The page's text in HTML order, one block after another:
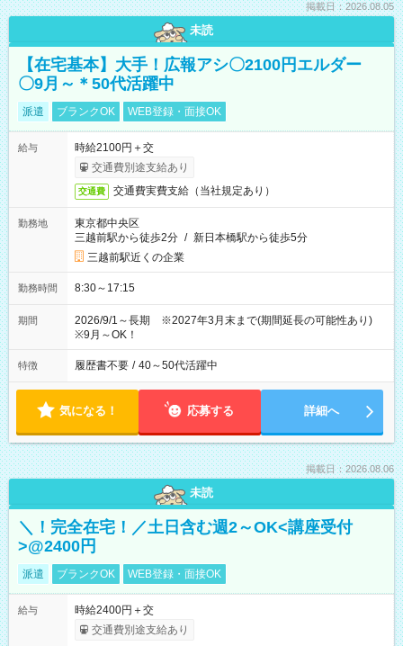
掲載日：2026.08.05
未読
【在宅基本】大手！広報アシ〇2100円エルダー
〇9月～＊50代活躍中
派遣 ブランクOK WEB登録・面接OK
給与
時給2100円＋交
交通費別途支給あり
交通費 交通費実費支給（当社規定あり）
勤務地
東京都中央区
三越前駅から徒歩2分 / 新日本橋駅から徒歩5分
三越前駅近くの企業
勤務時間 8:30～17:15
期間
2026/9/1～長期 ※2027年3月末まで(期間延長の可能性あり)
※9月～OK！
特徴 履歴書不要 / 40～50代活躍中
気になる！ 応募する 詳細へ
掲載日：2026.08.06
未読
＼！完全在宅！／土日含む週2～OK<講座受付
>@2400円
派遣 ブランクOK WEB登録・面接OK
給与
時給2400円＋交
交通費別途支給あり